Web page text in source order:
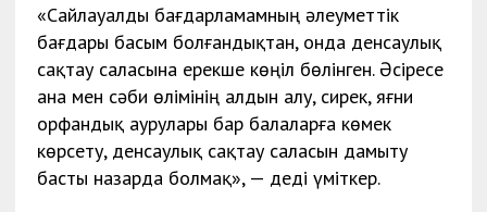
«Сайлауалды бағдарламамның әлеуметтік
бағдары басым болғандықтан, онда денсаулық
сақтау саласына ерекше көңіл бөлінген. Әсіресе
ана мен сәби өлімінің алдын алу, сирек, яғни
орфандық аурулары бар балаларға көмек
көрсету, денсаулық сақтау саласын дамыту
басты назарда болмақ», — деді үміткер.